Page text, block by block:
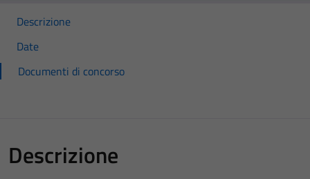
Descrizione
Date
Documenti di concorso
Descrizione